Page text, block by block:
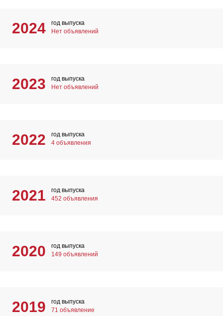
2024
год выпуска
Нет объявлений
2023
год выпуска
Нет объявлений
2022
год выпуска
4 объявления
2021
год выпуска
452 объявления
2020
год выпуска
149 объявлений
2019
год выпуска
71 объявление